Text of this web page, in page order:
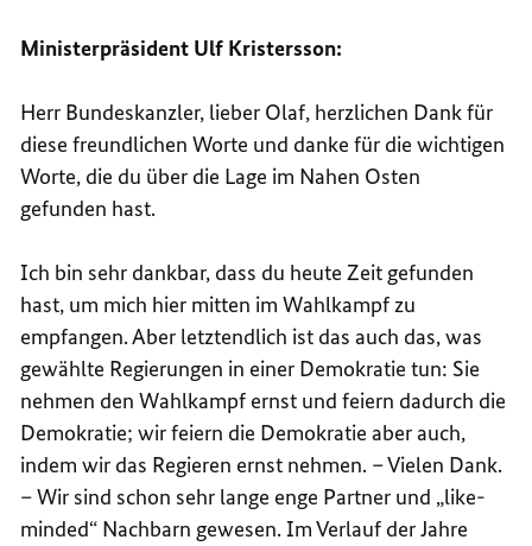
Ministerpräsident Ulf Kristersson:
Herr Bundeskanzler, lieber Olaf, herzlichen Dank für
diese freundlichen Worte und danke für die wichtigen
Worte, die du über die Lage im Nahen Osten
gefunden hast.
Ich bin sehr dankbar, dass du heute Zeit gefunden
hast, um mich hier mitten im Wahlkampf zu
empfangen. Aber letztendlich ist das auch das, was
gewählte Regierungen in einer Demokratie tun: Sie
nehmen den Wahlkampf ernst und feiern dadurch die
Demokratie; wir feiern die Demokratie aber auch,
indem wir das Regieren ernst nehmen. – Vielen Dank.
– Wir sind schon sehr lange enge Partner und „like-
minded“ Nachbarn gewesen. Im Verlauf der Jahre